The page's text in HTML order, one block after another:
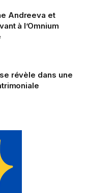
Andreeva et
à l’Omnium
révèle dans une